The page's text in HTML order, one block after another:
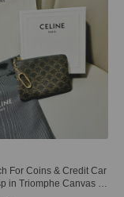
For Coins & Credit Car
in Triomphe Canvas S